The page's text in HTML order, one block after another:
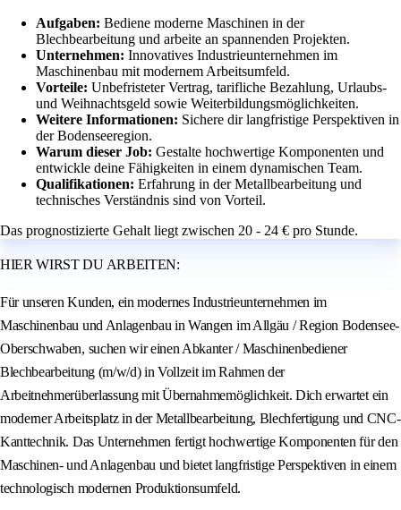
Aufgaben: Bediene moderne Maschinen in der
Blechbearbeitung und arbeite an spannenden Projekten.
Unternehmen: Innovatives Industrieunternehmen im
Maschinenbau mit modernem Arbeitsumfeld.
Vorteile: Unbefristeter Vertrag, tarifliche Bezahlung, Urlaubs-
und Weihnachtsgeld sowie Weiterbildungsmöglichkeiten.
Weitere Informationen: Sichere dir langfristige Perspektiven in
der Bodenseeregion.
Warum dieser Job: Gestalte hochwertige Komponenten und
entwickle deine Fähigkeiten in einem dynamischen Team.
Qualifikationen: Erfahrung in der Metallbearbeitung und
technisches Verständnis sind von Vorteil.
Das prognostizierte Gehalt liegt zwischen 20 - 24 € pro Stunde.
HIER WIRST DU ARBEITEN:
Für unseren Kunden, ein modernes Industrieunternehmen im
Maschinenbau und Anlagenbau in Wangen im Allgäu / Region Bodensee-
Oberschwaben, suchen wir einen Abkanter / Maschinenbediener
Blechbearbeitung (m/w/d) in Vollzeit im Rahmen der
Arbeitnehmerüberlassung mit Übernahmemöglichkeit. Dich erwartet ein
moderner Arbeitsplatz in der Metallbearbeitung, Blechfertigung und CNC-
Kanttechnik. Das Unternehmen fertigt hochwertige Komponenten für den
Maschinen- und Anlagenbau und bietet langfristige Perspektiven in einem
technologisch modernen Produktionsumfeld.